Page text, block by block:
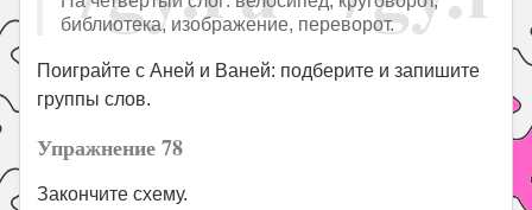
библиотека, изображение, переворот.
Поиграйте с Аней и Ваней: подберите и запишите
группы слов.
Упражнение 78
Закончите схему.